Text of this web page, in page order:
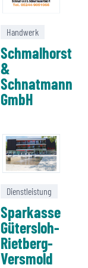
Handwerk
Schmalhorst
&
Schnatmann
GmbH
Dienstleistung
Sparkasse
Gütersloh-
Rietberg-
Versmold